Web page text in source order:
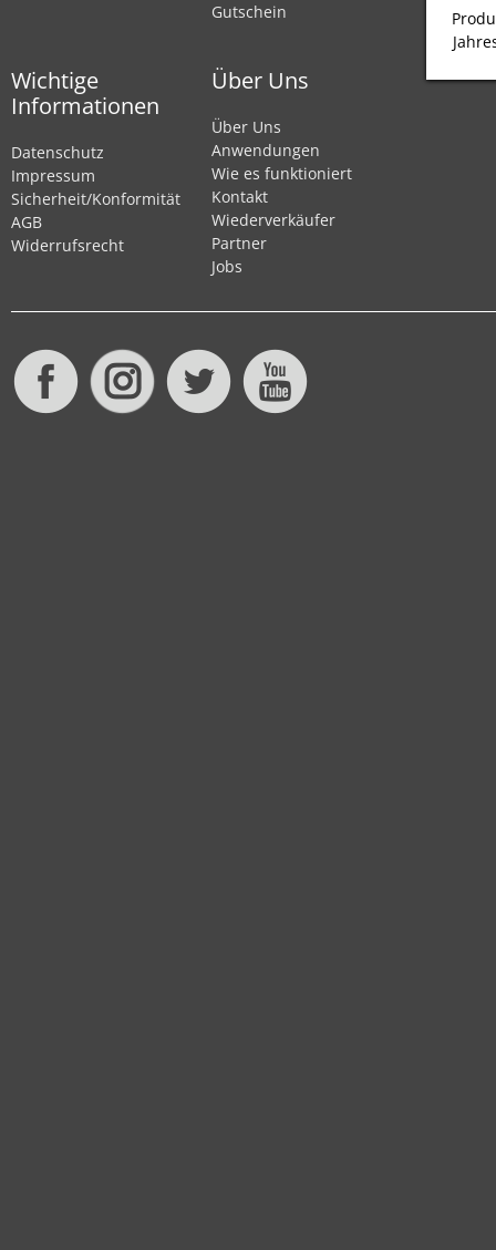
Gutschein
Wichtige
Informationen
Datenschutz
Impressum
Sicherheit/Konformität
AGB
Widerrufsrecht
Über Uns
Über Uns
Anwendungen
Wie es funktioniert
Kontakt
Wiederverkäufer
Partner
Jobs